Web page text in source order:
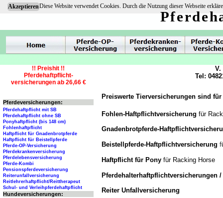
AkzeptierenDiese Website verwendet Cookies. Durch die Nutzung dieser Webseite
Preiswerte Tierversicherungen sind
Fohlen-Haftpflichtversicherung für
Gnadenbrotpferde-
Beistellpferde-Haftpflichtversicherung f
Haftpflicht für Pony für Racking Horse
Pferdehalterhaftpflichtversicherungen
Reiter Unfallversicherung
V.
Tel:
!! Preishit !!
Pferdehaftpflicht-
versicherungen ab 26,66 €
Pferdeversicherungen:
Pferdehaftpflicht mit SB
Pferdehaftpflicht ohne SB
Ponyhaftpflicht (bis 148 cm)
Fohlenhaftpflicht
Haftpflicht für Gnadenbrotpferde
Haftpflicht für Beistellpferde
Pferde-OP-Versicherung
Pferdekrankenversicherung
Pferdelebensversicherung
Pferde-Kombi
Pensionspferdeversicherung
Reiterunfallversicherung
Reitlehrerhaftpflicht/Reittherapeut
Schul- und Verleihpferdehaftpflicht
Hundeversicherungen: